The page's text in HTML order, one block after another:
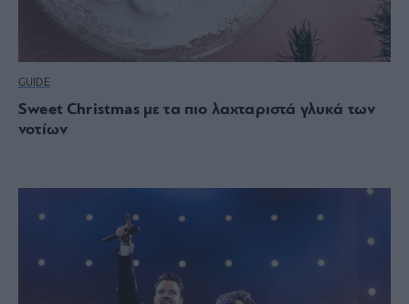
GUIDE
Sweet Christmas με τα πιο λαχταριστά γλυκά των
νοτίων